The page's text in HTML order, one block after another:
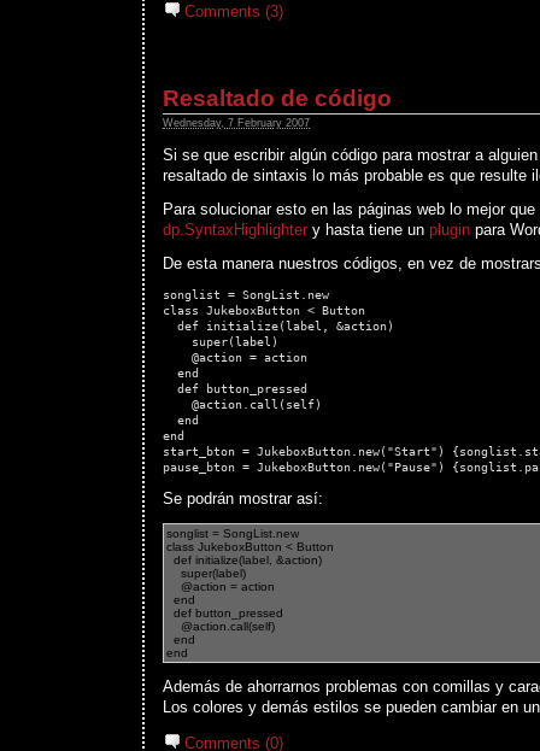
Comments (3)
Resaltado de código
Wednesday, 7 February 2007
Si se que escribir algún código para mostrar a
resaltado de sintaxis lo más probable es que resulte
Para solucionar esto en las páginas web lo mejor
dp.SyntaxHighlighter y hasta tiene un plugin para
De esta manera nuestros códigos, en vez de
songlist = SongList.new
class JukeboxButton < Button
  def initialize(label, &action)
    super(label)
    @action = action
  end
  def button_pressed
    @action.call(self)
  end
end
start_bton = JukeboxButton.new("Start")
Se podrán mostrar así:
Además de ahorrarnos problemas con comillas y
Los colores y demás estilos se pueden cambiar en
Comments (0)